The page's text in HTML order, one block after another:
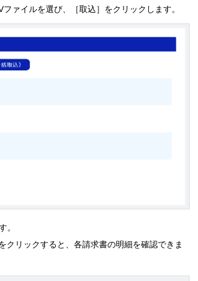
ファイルを選び、［取込］をクリックします。
。
リックすると、各請求書の明細を確認できま